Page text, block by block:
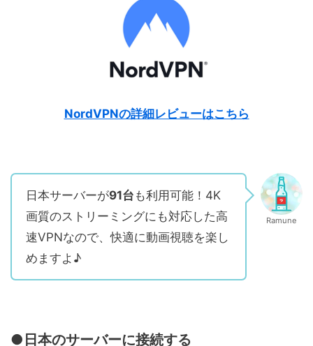
NordVPNの詳細レビューはこちら
日本サーバーが91台 も利用可能！4K
画質のストリーミングにも対応した高
速VPNなので、快適に動画視聴を楽し
めますよ♪
Ramune
●日本のサーバーに接続する